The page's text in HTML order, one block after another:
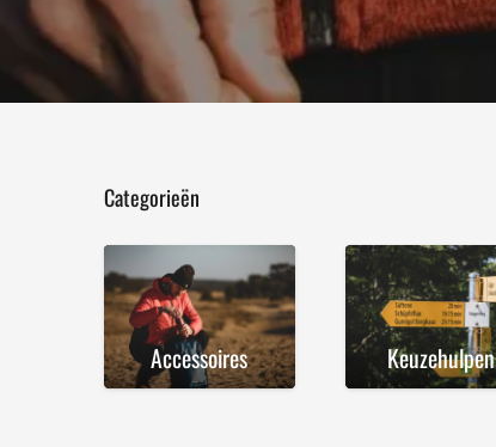
Categorieën
Accessoires Keuzehulpen